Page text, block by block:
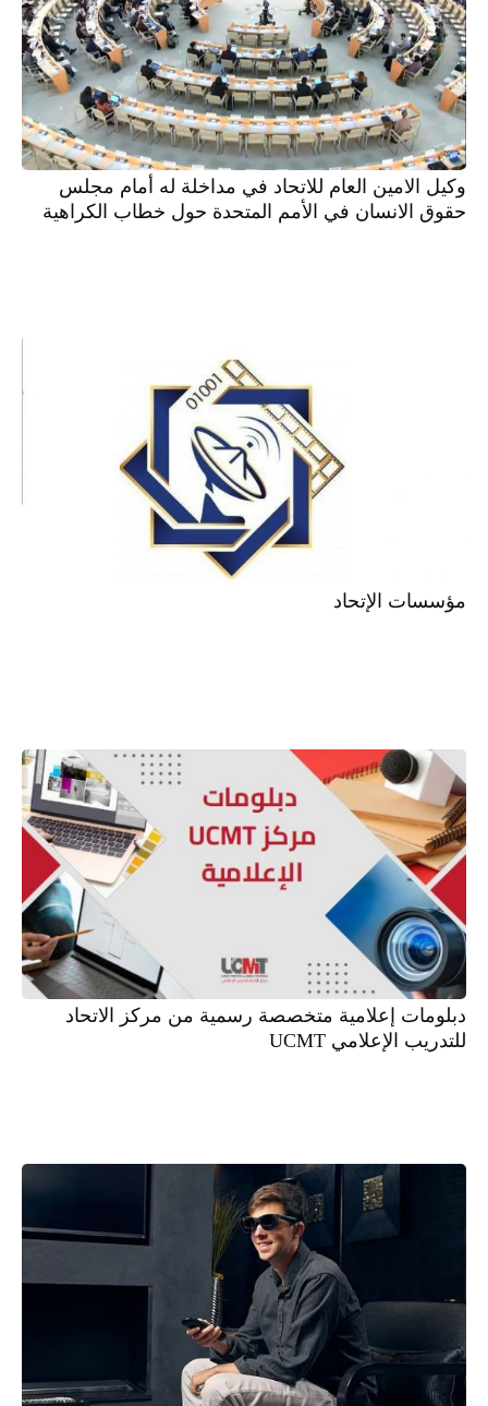
وكيل الامين العام للاتحاد في مداخلة له أمام مجلس
حقوق الانسان في الأمم المتحدة حول خطاب الكراهية
مؤسسات الإتحاد
دبلومات إعلامية متخصصة رسمية من مركز الاتحاد
للتدريب الإعلامي UCMT